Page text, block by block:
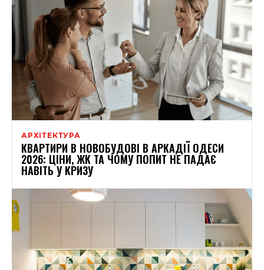
АРХІТЕКТУРА
КВАРТИРИ В НОВОБУДОВІ В АРКАДІЇ ОДЕСИ
2026: ЦІНИ, ЖК ТА ЧОМУ ПОПИТ НЕ ПАДАЄ
НАВІТЬ У КРИЗУ